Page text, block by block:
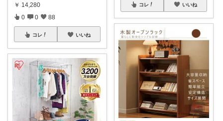
￥ 14,280
0 0 88
コレ いいね
コレ いいね